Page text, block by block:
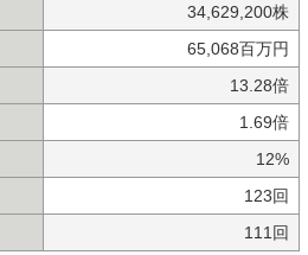
34,629,200株
65,068百万円
13.28倍
1.69倍
12%
123回
111回